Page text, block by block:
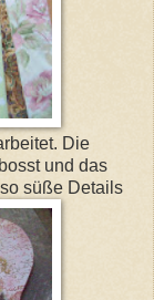
Die
und das
süße Details